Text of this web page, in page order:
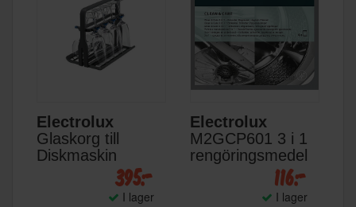
Electrolux
Glaskorg till
Diskmaskin
395:-
I lager
Electrolux
M2GCP601 3 i 1
rengöringsmedel
116:-
I lager